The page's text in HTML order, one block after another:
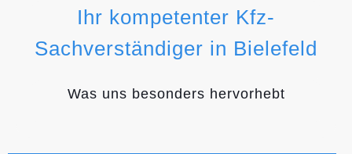
Ihr kompetenter Kfz-
Sachverständiger in Bielefeld
Was uns besonders hervorhebt